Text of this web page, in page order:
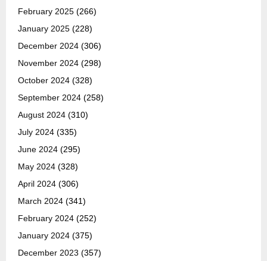
February 2025 (266)
January 2025 (228)
December 2024 (306)
November 2024 (298)
October 2024 (328)
September 2024 (258)
August 2024 (310)
July 2024 (335)
June 2024 (295)
May 2024 (328)
April 2024 (306)
March 2024 (341)
February 2024 (252)
January 2024 (375)
December 2023 (357)